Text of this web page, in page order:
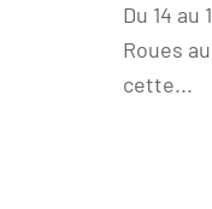
Du 14
Roues
cette...